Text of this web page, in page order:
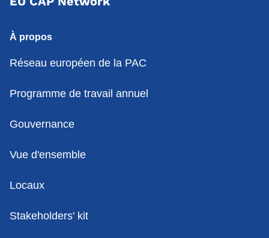
À propos
Réseau européen de la PAC
Programme de travail annuel
Gouvernance
Vue d'ensemble
Locaux
Stakeholders' kit